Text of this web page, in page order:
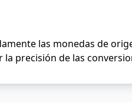
las monedas de
precisión de las